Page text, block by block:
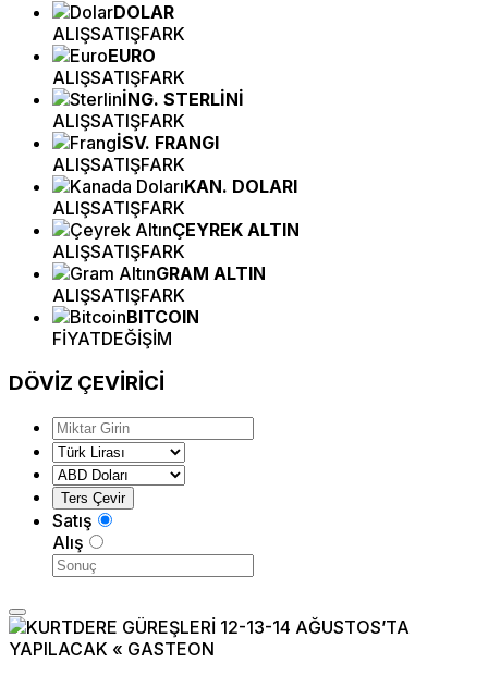
DOLAR
ALIŞSATIŞFARK
EURO
ALIŞSATIŞFARK
İNG. STERLİNİ
ALIŞSATIŞFARK
İSV. FRANGI
ALIŞSATIŞFARK
KAN. DOLARI
ALIŞSATIŞFARK
ÇEYREK ALTIN
ALIŞSATIŞFARK
GRAM ALTIN
ALIŞSATIŞFARK
BITCOIN
FİYATDEĞİŞİM
DÖVİZ ÇEVİRİCİ
Satış
Alış